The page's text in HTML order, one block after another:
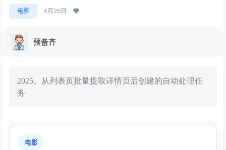
电影 4月26日
预备齐
2025。从列表页批量提取详情页后创建的自动处理任
务
电影